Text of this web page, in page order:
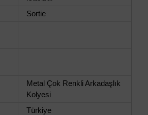
Sortie
Metal Çok Renkli Arkadaşlık
Kolyesi
Türkiye